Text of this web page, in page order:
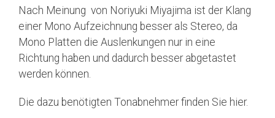
Nach Meinung von Noriyuki Miyajima ist der Klang
einer Mono Aufzeichnung besser als Stereo, da
Mono Platten die Auslenkungen nur in eine
Richtung haben und dadurch besser abgetastet
werden können.
Die dazu benötigten Tonabnehmer finden Sie hier.